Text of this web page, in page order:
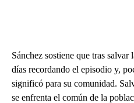
Sánchez sostiene que tras
días recordando el episodio y,
significó para su comunidad.
se enfrenta el común de la